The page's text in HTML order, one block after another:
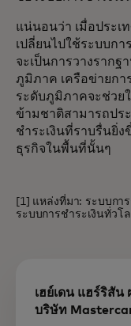
แน่นอนว่า เมื่อประเ
เปลี่ยนไปใช้ระบบกา
จะเป็นการวางราก
ภูมิภาค เครือข่ายกา
ระดับภูมิภาคจะช่วย
ข้ามชาติสามารถปร
ชำระเงินที่ราบรื่นยิ่
ธุรกิจในพื้นที่นั้นๆ
[1] แหล่งที่มา: ระบบกา
ระบบการชำระเงินทั่วโ
เฮย์เดน แฮร์ริสัน
บริษัท